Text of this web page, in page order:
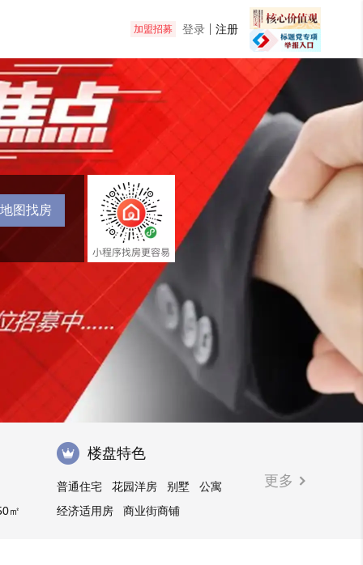
加盟招募 登录 注册
地图找房
㎡
楼盘特色
普通住宅 花园洋房 别墅
公寓
经济适用房
商业街商铺
更多